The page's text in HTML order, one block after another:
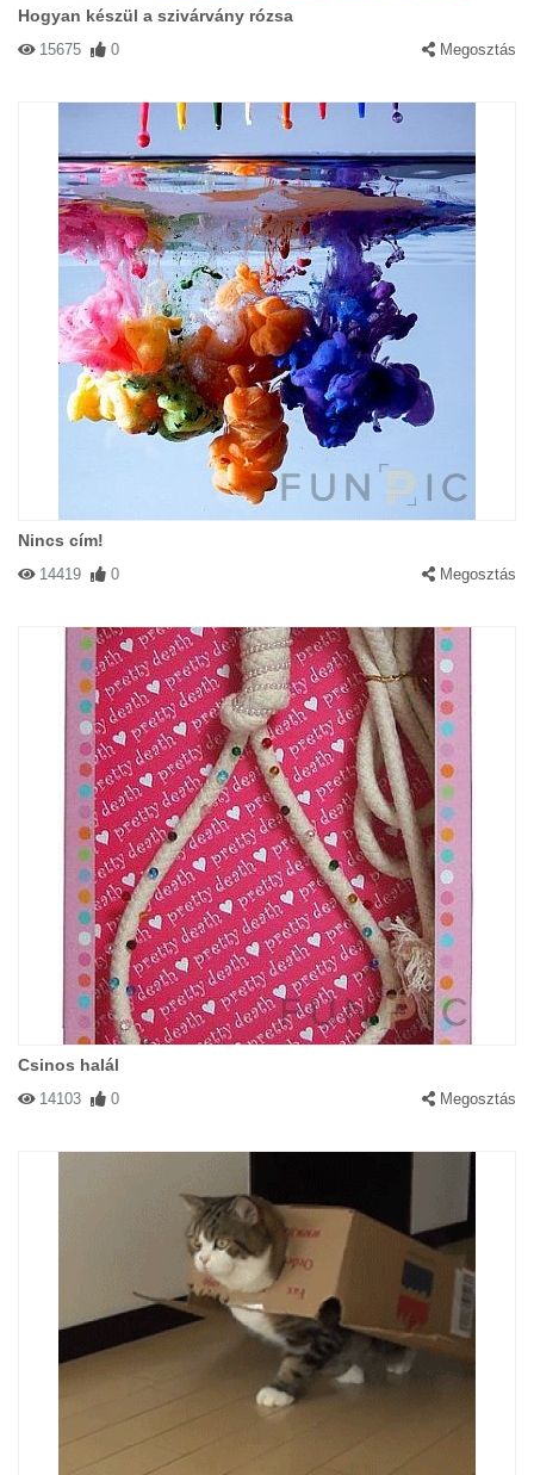
Hogyan készül a szivárvány rózsa
15675 0 Megosztás
Nincs cím!
14419 0 Megosztás
Csinos halál
14103 0 Megosztás